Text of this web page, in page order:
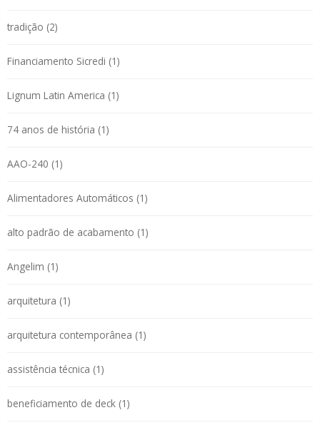
tradição (2)
Financiamento Sicredi (1)
Lignum Latin America (1)
74 anos de história (1)
AAO-240 (1)
Alimentadores Automáticos (1)
alto padrão de acabamento (1)
Angelim (1)
arquitetura (1)
arquitetura contemporânea (1)
assistência técnica (1)
beneficiamento de deck (1)